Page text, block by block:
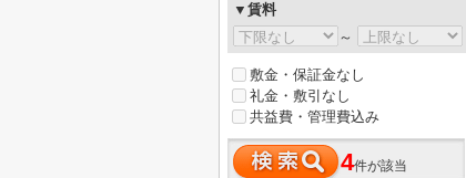
▼賃料
～
敷金・保証金なし
礼金・敷引なし
共益費・管理費込み
4件が該当